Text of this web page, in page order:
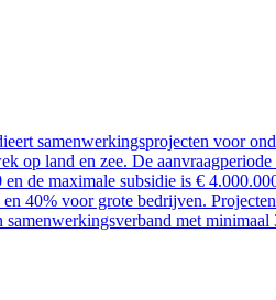
samenwerkingsprojecten voor
op land en zee. De
de maximale subsidie is €
40% voor grote bedrijven.
met minimaal